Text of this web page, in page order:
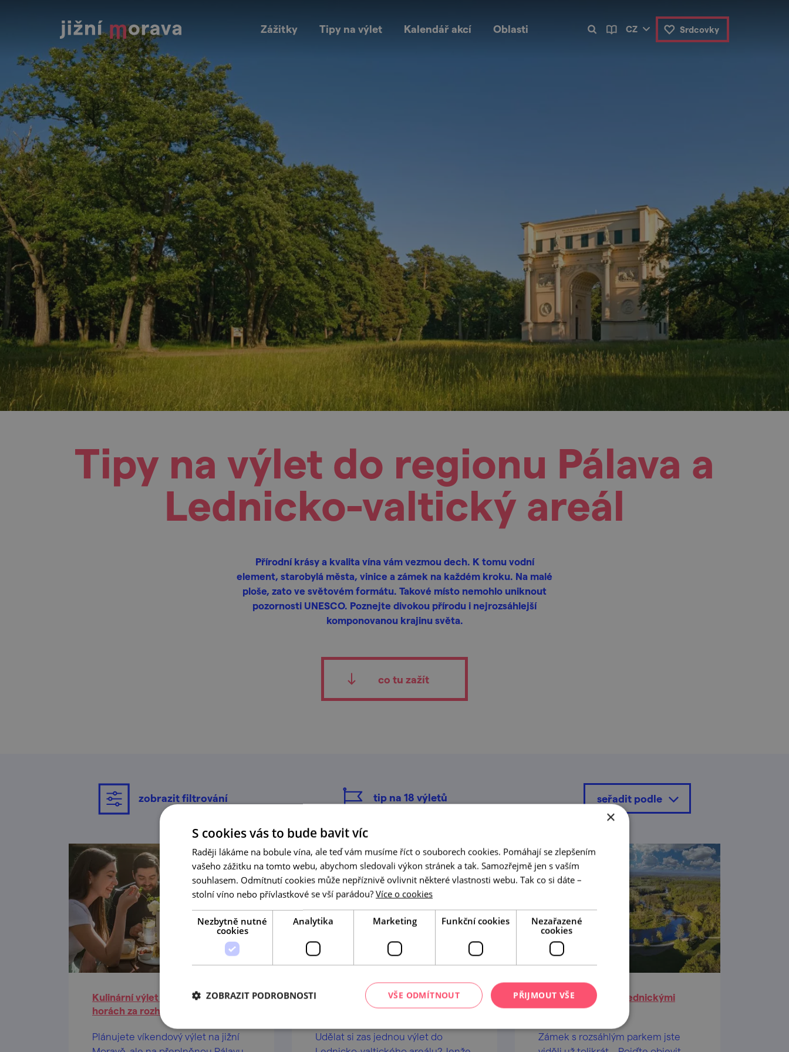
Zážitky Tipy na výlet Kalendář akcí Oblasti CZ Srdcovky
Tipy na výlet do regionu Pálava a
Lednicko-valtický areál
Přírodní krásy a kvalita vína vám vezmou dech. K tomu vodní
element, starobylá města, vinice a zámek na každém kroku. Na malé
ploše, zato ve světovém formátu. Takové místo nemohlo uniknout
pozornosti UNESCO. Poznejte divokou přírodu i nejrozsáhlejší
komponovanou krajinu světa.
co tu zažít
zobrazit filtrování tip na 18 výletů seřadit podle
Kulinární výlet po Modrých
horách za rozhlednami
Plánujete víkendový výlet na jižní
Vypečený gastro výlet po
Lednicko-valticku
Udělat si zas jednou výlet do
Vypečený výlet za lednickými
letohrádky
Zámek s rozsáhlým parkem jste
×
S cookies vás to bude bavit víc
Raději lákáme na bobule vína, ale teď vám musíme říct o souborech cookies. Pomáhají se zlepšením
vašeho zážitku na tomto webu, abychom sledovali výkon stránek a tak. Samozřejmě jen s vaším
souhlasem. Odmítnutí cookies může nepříznivě ovlivnit některé vlastnosti webu. Tak co si dáte –
stolní víno nebo přívlastkové se vší parádou? Více o cookies
Nezbytně nutné
cookies
Analytika Marketing Funkční cookies
Nezařazené
cookies
PŘIJMOUT VŠE
VŠE ODMÍTNOUT
ZOBRAZIT PODROBNOSTI